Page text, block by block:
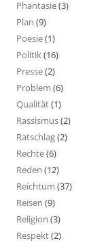
Phantasie(3)
Plan (9)
Poesie(1)
Politik(16)
Presse(2)
Problem (6)
Qualität(1)
Rassismus(2)
Ratschlag(2)
Rechte(6)
Reden (12)
Reichtum (37)
Reisen (9)
Religion (3)
Respekt(2)